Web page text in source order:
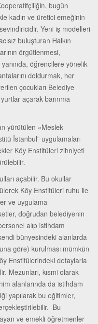
bugün
kadın ve üretici emeğinin
Yeni iş modelleri
buluşturan Halkın
örgütlenmesi,
öğrencilere yönelik
doldurmak, her
çocukları Belediye
yurtlar açarak barınma
yürütülen «Meslek
İstanbul” uygulamaları
Köy Enstitüleri zihniyeti
açabilir. Bu okullar
Köy Enstitüleri ruhu ile
ve uygulama
doğrudan belediyenin
alıp istihdam
bünyesindeki alanlarda
göre) kurulması mümkün
Enstitülerindeki detaylarla
Mezunları, kısmi olarak
alanlarında da istihdam
yapılarak bu eğitimler,
Bu
ve emekli öğretmenler